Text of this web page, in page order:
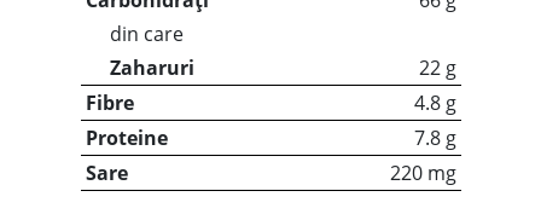
din care
Zaharuri
22 g
Fibre
4.8 g
Proteine
7.8 g
Sare
220 mg